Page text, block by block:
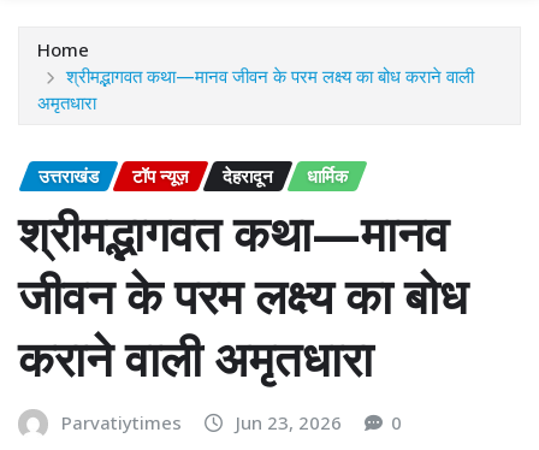
Home
श्रीमद्भागवत कथा—मानव जीवन के परम लक्ष्य का बोध कराने वाली
अमृतधारा
उत्तराखंड टॉप न्यूज़ देहरादून धार्मिक
श्रीमद्भागवत कथा—मानव
जीवन के परम लक्ष्य का बोध
कराने वाली अमृतधारा
Parvatiytimes Jun 23, 2026 0